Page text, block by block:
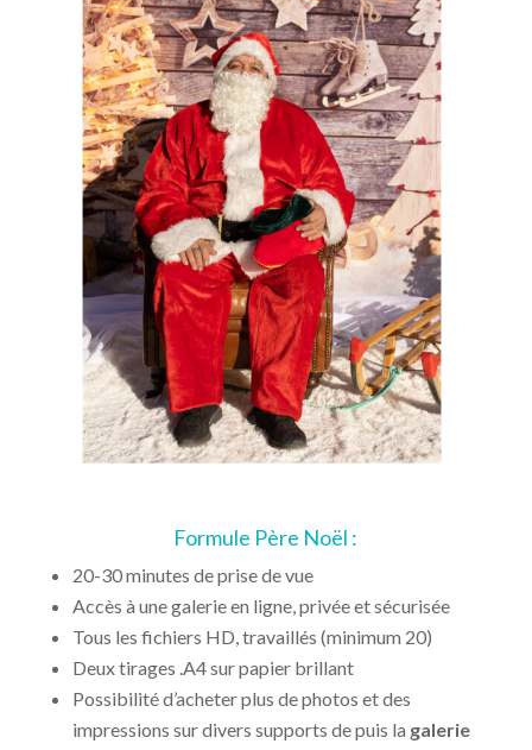
Formule Père Noël :
20-30 minutes de prise de vue
Accès à une galerie en ligne, privée et sécurisée
Tous les fichiers HD, travaillés (minimum 20)
Deux tirages .A4 sur papier brillant
Possibilité d’acheter plus de photos et des
impressions sur divers supports de puis la galerie